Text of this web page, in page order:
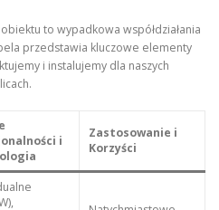
to wypadkowa współdziałania
przedstawia kluczowe elementy
i instalujemy dla naszych
i
Zastosowanie i
Korzyści